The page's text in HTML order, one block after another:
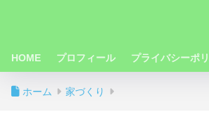
HOME プロフィール プライバシーポ
ホーム 家づくり